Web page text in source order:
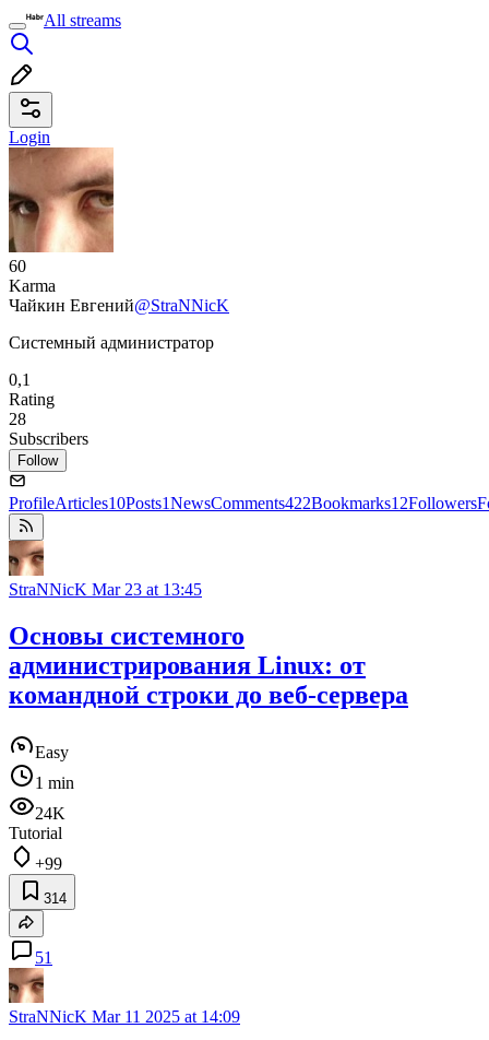
All streams
Login
60
Karma
Чайкин Евгений@StraNNicK
Системный администратор
0,1
Rating
28
Subscribers
Follow
ProfileArticles10Posts1NewsComments422Bookmarks12Followers
StraNNicK Mar 23 at 13:45
Основы системного
администрирования Linux: от
командной строки до веб-сервера
Easy
1 min
24K
Tutorial
+99
314
51
StraNNicK Mar 11 2025 at 14:09